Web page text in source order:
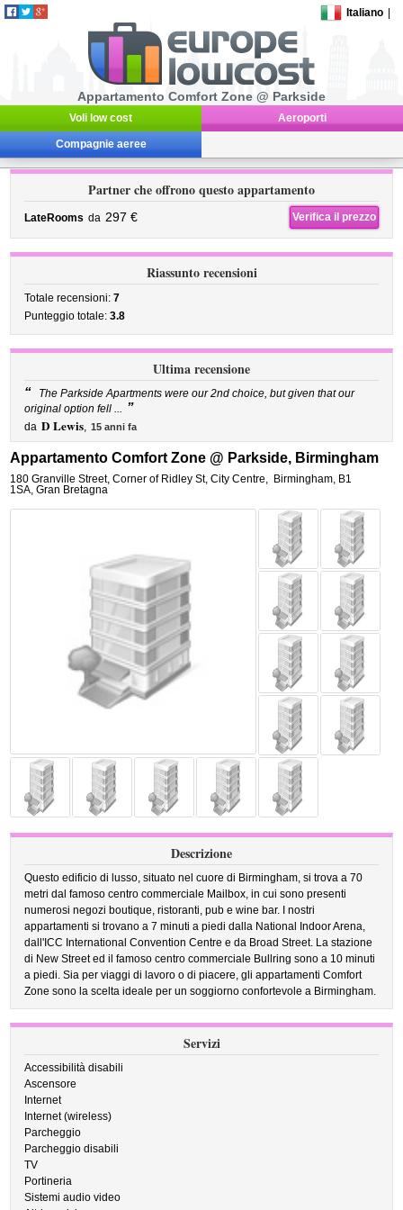
Italiano
Appartamento Comfort Zone @ Parkside
Voli low cost Aeroporti
Compagnie aeree
Partner che offrono questo appartamento
LateRooms da 297 € Verifica il prezzo
Riassunto recensioni
Totale recensioni:7
Punteggio totale:3.8
Ultima recensione
“
The Parkside Apartments were our 2nd choice, but given that our
original option fell ... ”
da D Lewis, 15 anni fa
Appartamento Comfort Zone @ Parkside, Birmingham
180 Granville Street, Corner of Ridley St, City Centre, Birmingham, B1
1SA, Gran Bretagna
Descrizione
Questo edificio di lusso, situato nel cuore di Birmingham, si trova a 70
metri dal famoso centro commerciale Mailbox, in cui sono presenti
numerosi negozi boutique, ristoranti, pub e wine bar. I nostri
appartamenti si trovano a 7 minuti a piedi dalla National Indoor Arena,
dall'ICC International Convention Centre e da Broad Street. La stazione
di New Street ed il famoso centro commerciale Bullring sono a 10 minuti
a piedi. Sia per viaggi di lavoro o di piacere, gli appartamenti Comfort
Zone sono la scelta ideale per un soggiorno confortevole a Birmingham.
Servizi
Accessibilità disabili
Ascensore
Internet
Internet (wireless)
Parcheggio
Parcheggio disabili
TV
Portineria
Sistemi audio video